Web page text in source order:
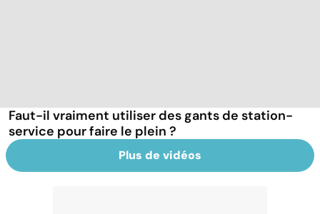
Faut-il vraiment utiliser des gants de station-
service pour faire le plein ?
Plus de vidéos